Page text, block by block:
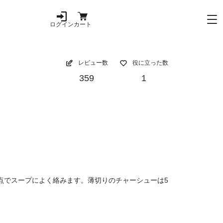
ログインカート
レビュー数
359
役に立った数
1
スープによく絡みます。薄切りのチャーシューは5